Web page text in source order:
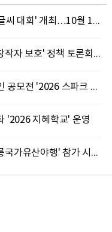
동국대 미당연구소, '제3회 미당시 손글씨 대회' 개최…10월 12일까지 접수
음저협, 국회서 '생성형 AI 시대 음악 창작자 보호' 정책 토론회 10일 개최
성신여대 학부생 '다온' 팀, 국제 디자인 공모전 '2026 스파크 어워드' 동상 수상
'2026 지혜학교' 운영
가톨릭관동대 인문도시사업센터, '강릉국가유산야행' 참가 시민 15명 모집